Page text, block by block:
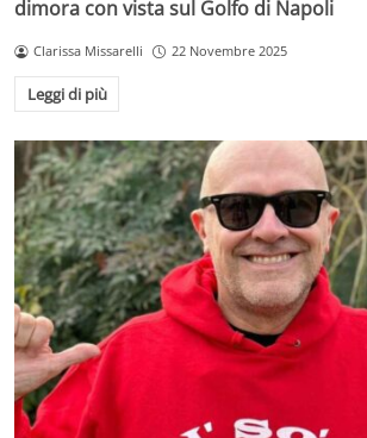
dimora con vista sul Golfo di Napoli
Clarissa Missarelli 22 Novembre 2025
Leggi di più